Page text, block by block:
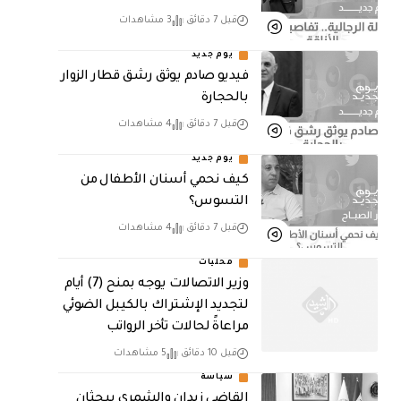
قبل 7 دقائق 3 مشاهدات
يوم جديد
فيديو صادم يوثق رشق قطار الزوار
بالحجارة
قبل 7 دقائق 4 مشاهدات
يوم جديد
كيف نحمي أسنان الأطفال من
التسوس؟
قبل 7 دقائق 4 مشاهدات
محليات
وزير الاتصالات يوجه بمنح (7) أيام
لتجديد الإشتراك بالكيبل الضوئي
مراعاةً لحالات تأخر الرواتب
قبل 10 دقائق 5 مشاهدات
سياسة